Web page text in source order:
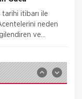
tarihi itibarı ile
neden
ve
deprem
kaymasının
karşı
en ekonomik